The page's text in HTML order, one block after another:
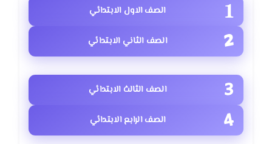
الصف الاول الابتدائي
الصف الثاني الابتدائي
الصف الثالث الابتدائي
الصف الرابع الابتدائي